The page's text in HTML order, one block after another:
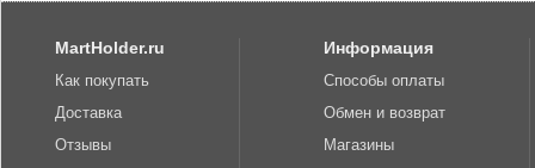
MartHolder.ru
Как покупать
Доставка
Отзывы
Информация
Способы оплаты
Обмен и возврат
Магазины